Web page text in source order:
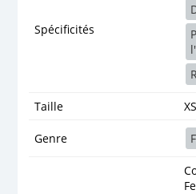
Spécificités
Taille XS
Genre